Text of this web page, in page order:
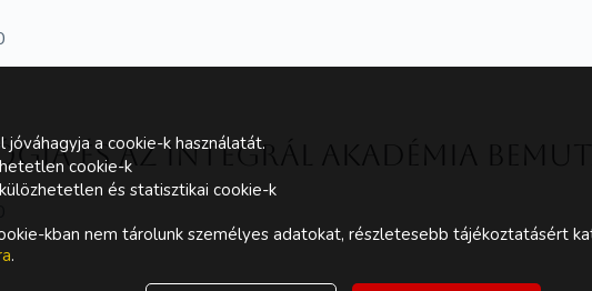
és az Integrál Akadémia
a cookie-k használatát.
cookie-k
és statisztikai cookie-k
kban nem tárolunk személyes adatokat, részletesebb tájékoztatásért
.